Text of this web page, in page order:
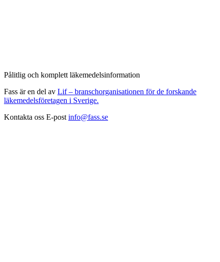
Pålitlig och komplett läkemedelsinformation
Fass är en del av Lif – branschorganisationen för de forskande
läkemedelsföretagen i Sverige.
Kontakta oss E-post info@fass.se